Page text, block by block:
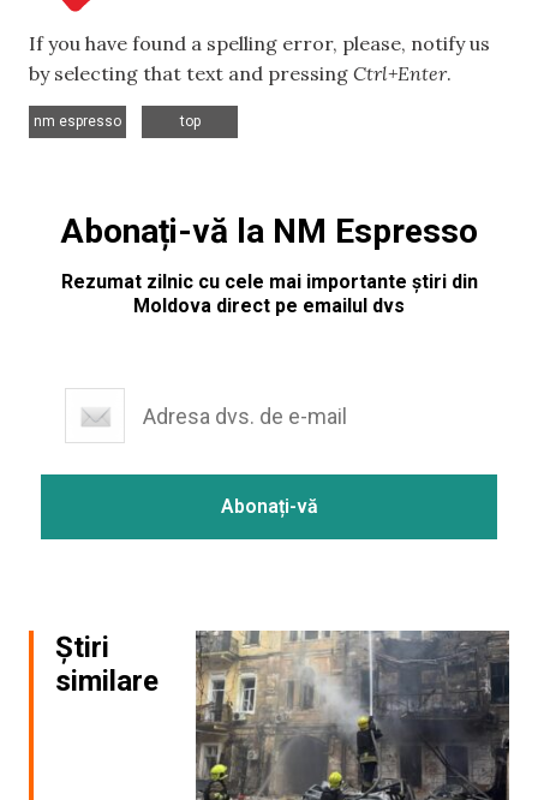
If you have found a spelling error, please, notify us
by selecting that text and pressing Ctrl+Enter.
nm espresso
top
Abonați-vă la NM Espresso
Rezumat zilnic cu cele mai importante știri din
Moldova direct pe emailul dvs
Știri
similare